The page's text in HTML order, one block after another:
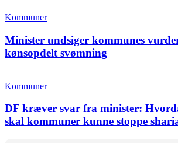
Kommuner
Minister undsiger kommunes
kønsopdelt svømning
Kommuner
DF kræver svar fra minister:
skal kommuner kunne stoppe